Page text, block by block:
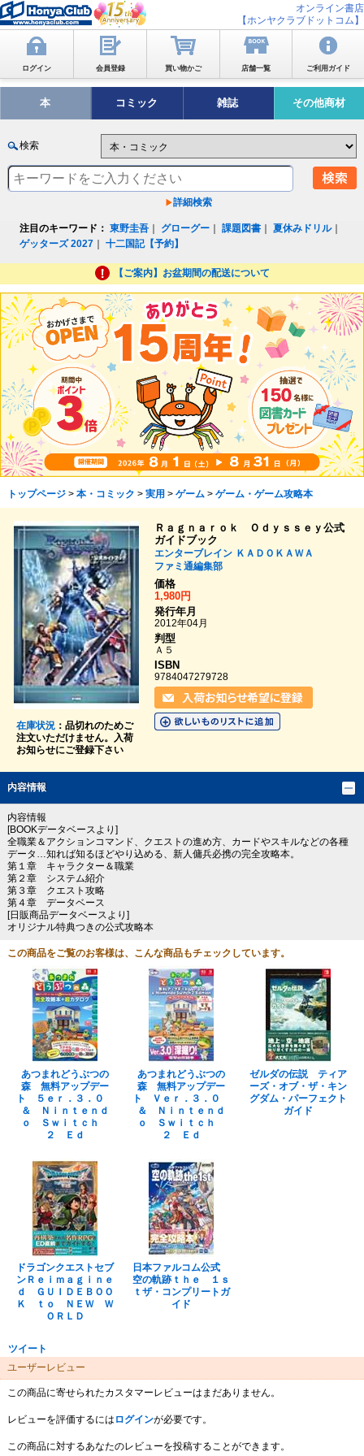
オンライン書店
【ホンヤクラブドットコム】
ログイン 会員登録 買い物かご 店舗一覧 ご利用ガイド
本 コミック 雑誌 その他商材
検索
詳細検索
注目のキーワード： 東野圭吾 グローグー ｜課題図書 ｜夏休みドリル｜
ゲッターズ 2027 ｜十二国記【予約】
【ご案内】お盆期間の配送について
トップページ> 本・コミック > 実用 > ゲーム > ゲーム・ゲーム攻略本
在庫状況：品切れのためご
注文いただけません。入荷
お知らせにご登録下さい
Ｒａｇｎａｒｏｋ Ｏｄｙｓｓｅｙ公式
ガイドブック
エンターブレイン ＫＡＤＯＫＡＷＡ
ファミ通編集部
価格
1,980円
発行年月
2012年04月
判型
Ａ５
ISBN
9784047279728
内容情報
内容情報
[BOOKデータベースより]
全職業＆アクションコマンド、クエストの進め方、カードやスキルなどの各種
データ…知れば知るほどやり込める、新人傭兵必携の完全攻略本。
第１章 キャラクター＆職業
第２章 システム紹介
第３章 クエスト攻略
第４章 データベース
[日販商品データベースより]
オリジナル特典つきの公式攻略本
この商品をご覧のお客様は、こんな商品もチェックしています。
あつまれどうぶつの
森 無料アップデー
ト ５ｅｒ．３．０
＆ Ｎｉｎｔｅｎｄ
ｏ Ｓｗｉｔｃｈ
２ Ｅｄ
あつまれどうぶつの
森 無料アップデー
ト Ｖｅｒ．３．０
＆ Ｎｉｎｔｅｎｄ
ｏ Ｓｗｉｔｃｈ
２ Ｅｄ
ゼルダの伝説 ティア
ーズ・オブ・ザ・キン
グダム・パーフェクト
ガイド
ドラゴンクエストセブ
ンＲｅｉｍａｇｉｎｅ
ｄ ＧＵＩＤＥＢＯＯ
Ｋ ｔｏ ＮＥＷ Ｗ
ＯＲＬＤ
日本ファルコム公式
空の軌跡ｔｈｅ １ｓ
ｔザ・コンプリートガ
イド
ツイート
ユーザーレビュー
この商品に寄せられたカスタマーレビューはまだありません。
レビューを評価するには ログインが必要です。
この商品に対するあなたのレビューを投稿することができます。